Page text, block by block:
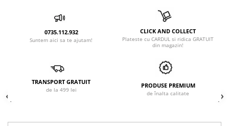
0735.112.932
Suntem aici sa te ajutam!
CLICK AND COLLECT
Plateste cu CARDUL si ridica GRATUIT
din magazin!
TRANSPORT GRATUIT
de la 499 lei
PRODUSE PREMIUM
de înalta calitate